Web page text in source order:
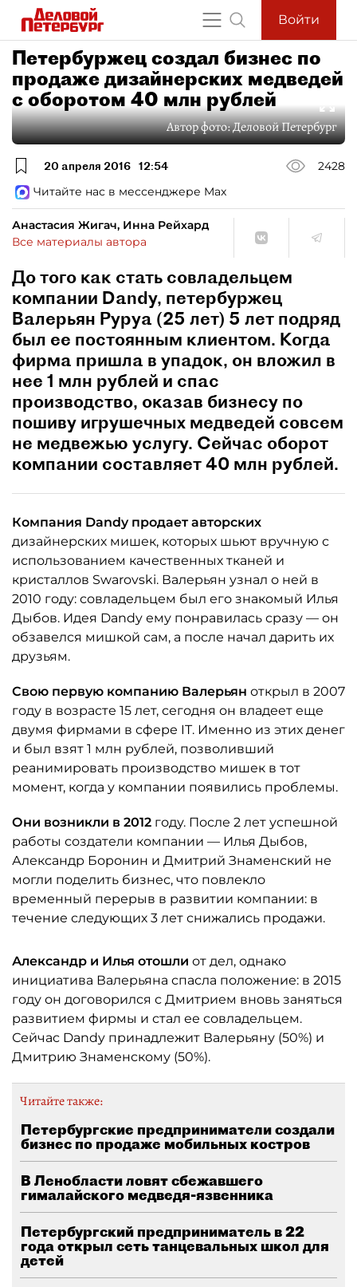
Войти
Петербуржец создал бизнес по
продаже дизайнерских медведей
с оборотом 40 млн рублей
Автор фото:Деловой Петербург
20 апреля 2016 12:54
2428
Читайте нас в мессенджере Max
Анастасия Жигач, Инна Рейхард
Все материалы автора
До того как стать совладельцем
компании Dandy, петербуржец
Валерьян Руруа (25 лет) 5 лет подряд
был ее постоянным клиентом. Когда
фирма пришла в упадок, он вложил в
нее 1 млн рублей и спас
производство, оказав бизнесу по
пошиву игрушечных медведей совсем
не медвежью услугу. Сейчас оборот
компании составляет 40 млн рублей.
Компания Dandy продает авторских
дизайнерских мишек, которых шьют вручную с
использованием качественных тканей и
кристаллов Swarovski. Валерьян узнал о ней в
2010 году: совладельцем был его знакомый Илья
Дыбов. Идея Dandy ему понравилась сразу — он
обзавелся мишкой сам, а после начал дарить их
друзьям.
Свою первую компанию Валерьян открыл в 2007
году в возрасте 15 лет, сегодня он владеет еще
двумя фирмами в сфере IT. Именно из этих денег
и был взят 1 млн рублей, позволивший
реанимировать производство мишек в тот
момент, когда у компании появились проблемы.
Они возникли в 2012 году. После 2 лет успешной
работы создатели компании — Илья Дыбов,
Александр Боронин и Дмитрий Знаменский не
могли поделить бизнес, что повлекло
временный перерыв в развитии компании: в
течение следующих 3 лет снижались продажи.
Александр и Илья отошли от дел, однако
инициатива Валерьяна спасла положение: в 2015
году он договорился с Дмитрием вновь заняться
развитием фирмы и стал ее совладельцем.
Сейчас Dandy принадлежит Валерьяну (50%) и
Дмитрию Знаменскому (50%).
Читайте также:
Петербургские предприниматели создали
бизнес по продаже мобильных костров
В Ленобласти ловят сбежавшего
гималайского медведя-язвенника
Петербургский предприниматель в 22
года открыл сеть танцевальных школ для
детей